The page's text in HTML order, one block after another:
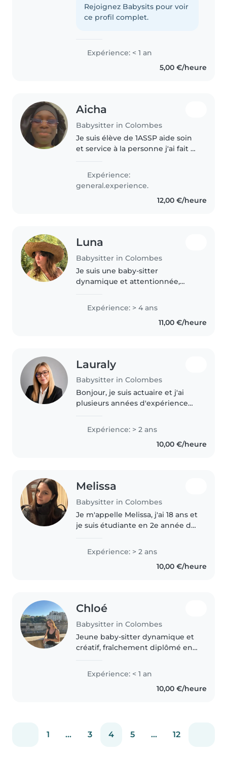
avec soin et attention.
Actuellement au collège, je suis
Rejoignez Babysits pour voir
ce profil complet.
Expérience: < 1 an
5,00 €/heure
Aicha
Babysitter in Colombes
Je suis élève de 1ASSP aide soin
et service à la personne j'ai fait 2
en seconde .et j'aimerais en faire
un métier.j'aime beaucoup les
enfant et je cherche..
Expérience:
general.experience.
12,00 €/heure
Luna
Babysitter in Colombes
Je suis une baby-sitter
dynamique et attentionnée,
parle couramment anglais et
français, et j'aime partager des
Expérience: > 4 ans
11,00 €/heure
Lauraly
Babysitter in Colombes
Bonjour, je suis actuaire et j'ai
plusieurs années d'expérience
comme baby-sitter et animatrice
en centre aéré, ce qui m'a
permis de développer des..
Expérience: > 2 ans
10,00 €/heure
Melissa
Babysitter in Colombes
Je m'appelle Melissa, j'ai 18 ans et
je suis étudiante en 2e année de
l'habitude de m'occuper
d'enfants : j'ai déjà fait plusieurs
Expérience: > 2 ans
10,00 €/heure
Chloé
Babysitter in Colombes
Jeune baby-sitter dynamique et
créatif, fraîchement diplômé en
m'occuper de vos enfants avec
enthousiasme. Je parle français
et j'ai de l'expérience..
Expérience: < 1 an
10,00 €/heure
1 ... 3 4 5 ... 12